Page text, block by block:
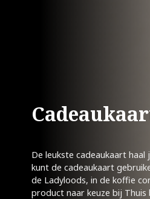
De leukste cadeaukaart haal
kunt de cadeaukaart
de Ladyloods, in de koffie
product naar keuze bij Thuis